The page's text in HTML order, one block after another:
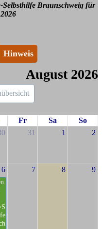
Selbsthilfe Braunschweig für
Hinweis
August 2026
Fr Sa
So
31 1 2
6 7 8 9